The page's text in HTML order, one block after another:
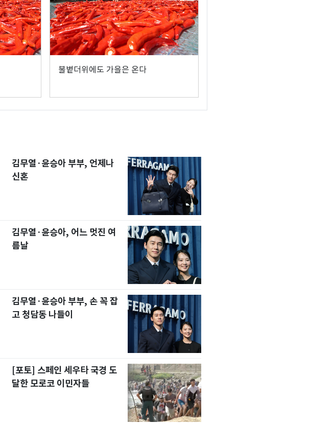
불볕더위에도 가을은 온다
김무열·윤승아 부부, 언제나
신혼
김무열·윤승아, 어느 멋진 여
름날
김무열·윤승아 부부, 손 꼭 잡
고 청담동 나들이
[포토] 스페인 세우타 국경 도
달한 모로코 이민자들